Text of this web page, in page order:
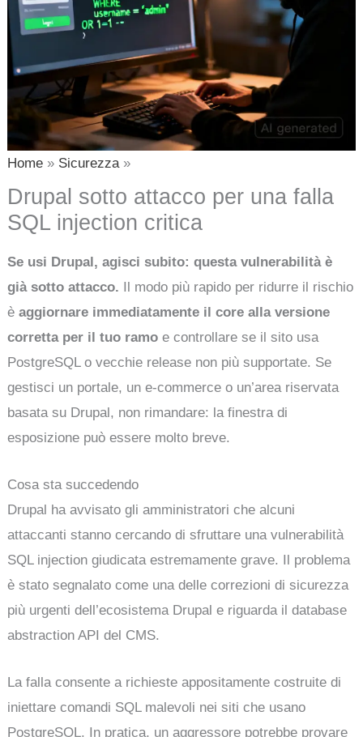
Home Sicurezza
Drupal sotto attacco per una falla
SQL injection critica
Se usi Drupal, agisci subito: questa vulnerabilità è
già sotto attacco. Il modo più rapido per ridurre il rischio
èaggiornare immediatamente il core alla versione
corretta per il tuo ramo e controllare se il sito usa
PostgreSQL o vecchie release non più supportate. Se
gestisci un portale, un e-commerce o un’area riservata
basata su Drupal, non rimandare: la finestra di
esposizione può essere molto breve.
Cosa sta succedendo
Drupal ha avvisato gli amministratori che alcuni
attaccanti stanno cercando di sfruttare una vulnerabilità
SQL injection giudicata estremamente grave. Il problema
è stato segnalato come una delle correzioni di sicurezza
più urgenti dell’ecosistema Drupal e riguarda il database
abstraction API del CMS.
La falla consente a richieste appositamente costruite di
iniettare comandi SQL malevoli nei siti che usano
PostgreSQL. In pratica, un aggressore potrebbe provare